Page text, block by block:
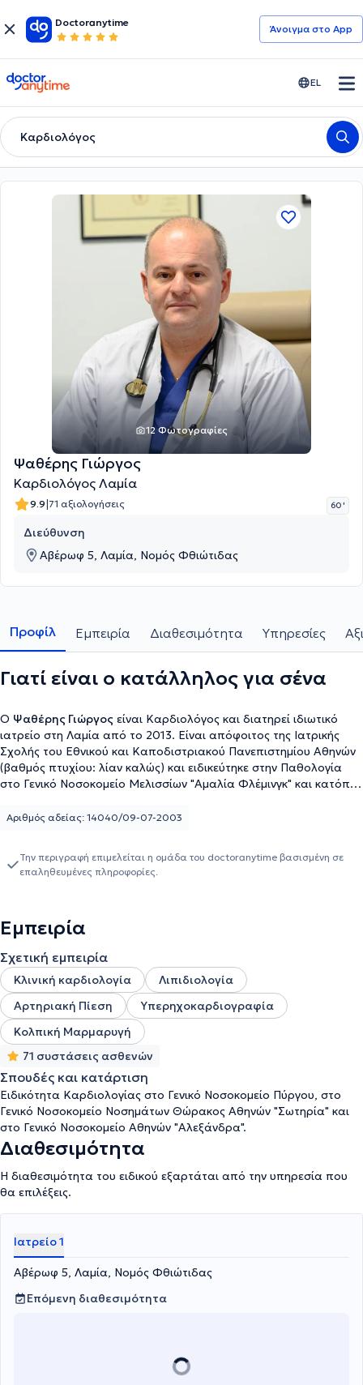
Doctoranytime
Άνοιγμα στο App
doctoranytime EL
Καρδιολόγος
12 Φωτογραφίες
Ψαθέρης Γιώργος
Καρδιολόγος Λαμία
9.9|71 αξιολογήσεις 60 '
Διεύθυνση
Αβέρωφ 5, Λαμία, Νομός Φθιώτιδας
Προφίλ Εμπειρία Διαθεσιμότητα Υπηρεσίες
Γιατί είναι ο κατάλληλος για σένα
Ο Ψαθέρης Γιώργος είναι Καρδιολόγος και διατηρεί ιδιωτικό
ιατρείο στη Λαμία από το 2013. Είναι απόφοιτος της Ιατρικής
Σχολής του Εθνικού και Καποδιστριακού Πανεπιστημίου Αθηνών
(βαθμός πτυχίου: λίαν καλώς) και ειδικεύτηκε στην Παθολογία
στο Γενικό Νοσοκομείο Μελισσίων "Αμαλία Φλέμινγκ" και κατόπιν
Νοσοκομείο Νοσημάτων Θώρακος Αθηνών "Σωτηρία" και στο
Life Support) και FCCS (Fundamental Critical Care Support). Έχει
διδάξει για μεγάλο διάστημα σε δημόσια και ιδιωτικά
ιατρικά περιοδικά και έχει μεταφράσει πλήθος αγγλικών ιατρικών
Αριθμός αδείας: 14040/09-07-2003
Την περιγραφή επιμελείται η ομάδα του doctoranytime βασισμένη σε
επαληθευμένες πληροφορίες.
Εμπειρία
Σχετική εμπειρία
Κλινική καρδιολογία
Λιπιδιολογία
Αρτηριακή Πίεση
Υπερηχοκαρδιογραφία
Κολπική Μαρμαρυγή
71 συστάσεις ασθενών
Σπουδές και κατάρτιση
Ειδικότητα Καρδιολογίας στο Γενικό Νοσοκομείο Πύργου, στο
Γενικό Νοσοκομείο Νοσημάτων Θώρακος Αθηνών "Σωτηρία" και
στο Γενικό Νοσοκομείο Αθηνών "Αλεξάνδρα".
Διαθεσιμότητα
Η διαθεσιμότητα του ειδικού εξαρτάται από την υπηρεσία που
θα επιλέξεις.
Ιατρείο 1
Αβέρωφ 5, Λαμία, Νομός Φθιώτιδας
Επόμενη διαθεσιμότητα